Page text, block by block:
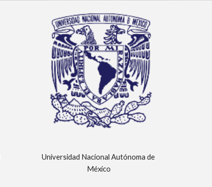
Universidad Nacional Autónoma de
México